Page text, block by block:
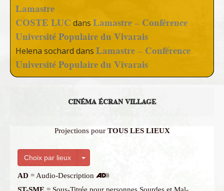
Lamastre
COSTE LUC dans Lamastre – Conférence
Université Populaire du Vivarais
Helena sochard dans Lamastre – Conférence
Université Populaire du Vivarais
CINÉMA ÉCRAN VILLAGE